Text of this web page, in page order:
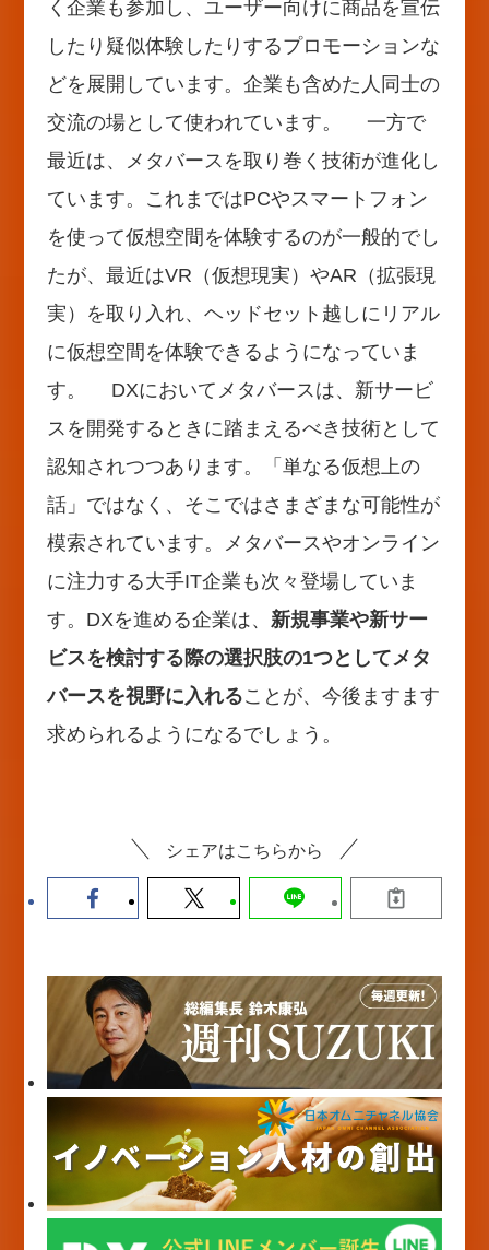
く企業も参加し、ユーザー向けに商品を宣伝
したり疑似体験したりするプロモーションな
どを展開しています。企業も含めた人同士の
交流の場として使われています。 一方で
最近は、メタバースを取り巻く技術が進化し
ています。これまではPCやスマートフォン
を使って仮想空間を体験するのが一般的でし
たが、最近はVR（仮想現実）やAR（拡張現
実）を取り入れ、ヘッドセット越しにリアル
に仮想空間を体験できるようになっていま
す。 DXにおいてメタバースは、新サービ
スを開発するときに踏まえるべき技術として
認知されつつあります。「単なる仮想上の
話」ではなく、そこではさまざまな可能性が
模索されています。メタバースやオンライン
に注力する大手IT企業も次々登場していま
す。DXを進める企業は、 新規事業や新サー
ビスを検討する際の選択肢の1つとしてメタ
バースを視野に入れることが、今後ますます
求められるようになるでしょう。
シェアはこちらから